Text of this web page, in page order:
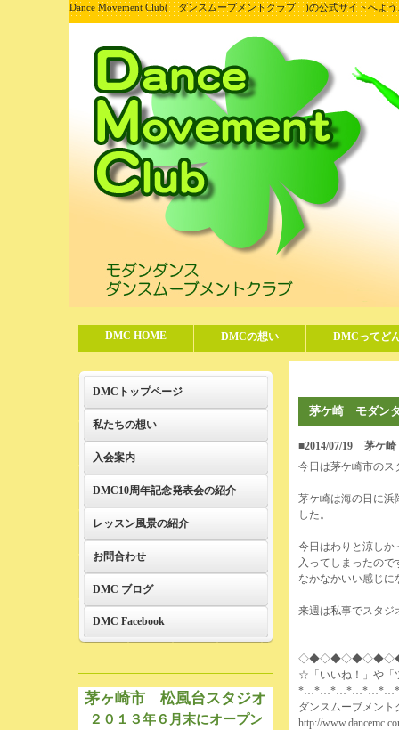
Dance Movement Club( ダンスムーブメントクラブ )の公式サイトへよう
DMC HOME DMCの想い DMCってど
茅ケ崎 モダン
■2014/07/19
茅ケ
今日は茅ケ崎市のス
茅ケ崎は海の日に浜
した。
今日はわりと涼しか
入ってしまったの
なかなかいい感じに
来週は私事でスタジ
☆「いいね！」や「
ダンスムーブメント
http://
DMCトップページ
私たちの想い
入会案内
DMC10周年記念発表会の紹介
レッスン風景の紹介
お問合わせ
DMC ブログ
DMC Facebook
茅ヶ崎市 松風台スタジオ
２０１３年６月末にオープン